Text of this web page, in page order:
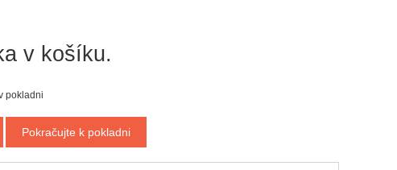
v košíku.
pokladni
Pokračujte k pokladni